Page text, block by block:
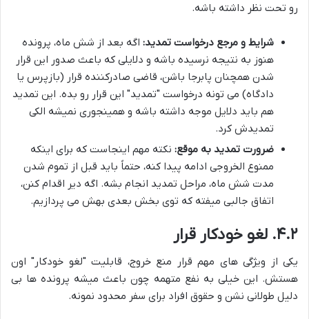
رو تحت نظر داشته باشه.
شرایط و مرجع درخواست تمدید: اگه بعد از شش ماه، پرونده
هنوز به نتیجه نرسیده باشه و دلایلی که باعث صدور این قرار
شدن همچنان پابرجا باشن، قاضی صادرکننده قرار (بازپرس یا
دادگاه) می تونه درخواست "تمدید" این قرار رو بده. این تمدید
هم باید دلایل موجه داشته باشه و همینجوری نمیشه الکی
تمدیدش کرد.
ضرورت تمدید به موقع: نکته مهم اینجاست که برای اینکه
ممنوع الخروجی ادامه پیدا کنه، حتماً باید قبل از تموم شدن
مدت شش ماه، مراحل تمدید انجام بشه. اگه دیر اقدام کنن،
اتفاق جالبی میفته که توی بخش بعدی بهش می پردازیم.
۴.۲. لغو خودکار قرار
یکی از ویژگی های مهم قرار منع خروج، قابلیت "لغو خودکار" اون
هستش. این خیلی به نفع متهمه چون باعث میشه پرونده ها بی
دلیل طولانی نشن و حقوق افراد برای سفر محدود نمونه.